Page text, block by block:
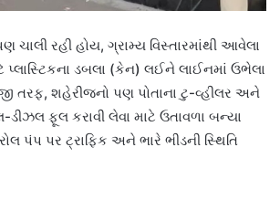
ચાલી રહી હોય, ગ્રામ્ય વિસ્તારમાંથી આવેલા
પ્લાસ્ટિકના ડબલા (કેન) લઈને લાઈનમાં ઉભેલા
તરફ, શહેરીજનો પણ પોતાના ટુ-વ્હીલર અને
ડીઝલ ફૂલ કરાવી લેવા માટે ઉતાવળા બન્યા
પંપ પર ટ્રાફિક અને ભારે ભીડની સ્થિતિ